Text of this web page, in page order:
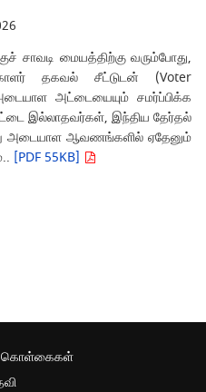
சாவடி மையத்திற்கு வரும்போது,
தகவல் சீட்டுடன் (Voter
அட்டையையும் சமர்ப்பிக்க
இல்லாதவர்கள், இந்திய தேர்தல்
அடையாள ஆவணங்களில் ஏதேனும்
[PDF 55KB]